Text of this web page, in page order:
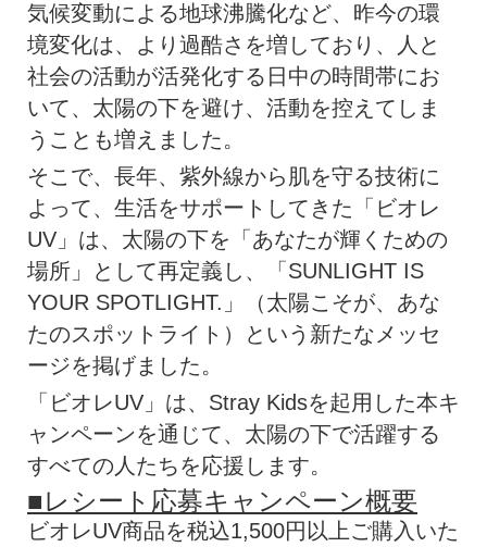
気候変動による地球沸騰化など、昨今の環
境変化は、より過酷さを増しており、人と
社会の活動が活発化する日中の時間帯にお
いて、太陽の下を避け、活動を控えてしま
うことも増えました。
そこで、長年、紫外線から肌を守る技術に
よって、生活をサポートしてきた「ビオレ
UV」は、太陽の下を「あなたが輝くための
場所」として再定義し、「SUNLIGHT IS
YOUR SPOTLIGHT.」（太陽こそが、あな
たのスポットライト）という新たなメッセ
ージを掲げました。
「ビオレUV」は、Stray Kidsを起用した本キ
ャンペーンを通じて、太陽の下で活躍する
すべての人たちを応援します。
■レシート応募キャンペーン概要
ビオレUV商品を税込1,500円以上ご購入いた